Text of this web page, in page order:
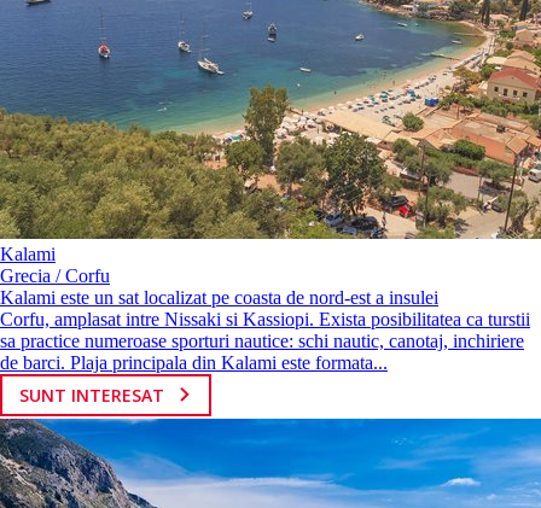
Kalami
Grecia / Corfu
Kalami este un sat localizat pe coasta de nord-est a insulei
Corfu, amplasat intre Nissaki si Kassiopi. Exista posibilitatea ca turstii
sa practice numeroase sporturi nautice: schi nautic, canotaj, inchiriere
de barci. Plaja principala din Kalami este formata...
SUNT INTERESAT